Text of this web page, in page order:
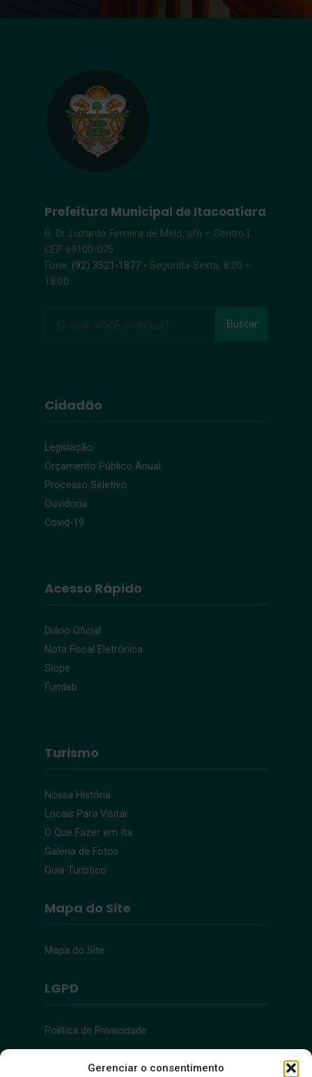
Gerenciar o consentimento
Prefeitura Municipal de Itacoatiara
R. Dr. Luzardo Ferreira de Melo, s/n – Centro |
CEP 69100-075
Fone: (92) 3521-1877 • Segunda-Sexta, 8:00 –
18:00
Buscar
Cidadão
Legislação
Orçamento Público Anual
Processo Seletivo
Ouvidoria
Covid-19
Acesso Rápido
Diário Oficial
Nota Fiscal Eletrônica
Siope
Fundeb
Turismo
Nossa História
Locais Para Visitar
O Que Fazer em Ita
Galeria de Fotos
Guia Turístico
Mapa do Site
Mapa do Site
LGPD
Política de Privacidade
Acessibilidade